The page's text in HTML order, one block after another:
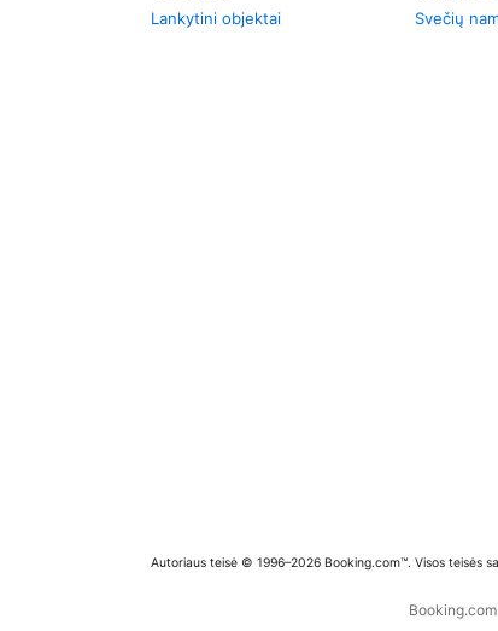
Lankytini objektai
Svečių
Autoriaus teisė © 1996–2026 Booking.com™. Visos teisės